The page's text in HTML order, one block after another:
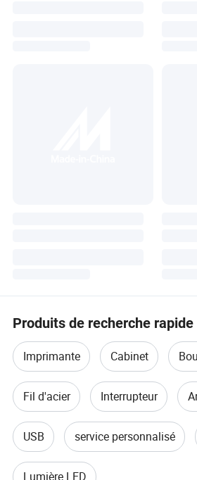
Produits de recherche rapide
Imprimante Cabinet
Fil d'acier Interrupteur
USB service personnalisé
Lumière LED